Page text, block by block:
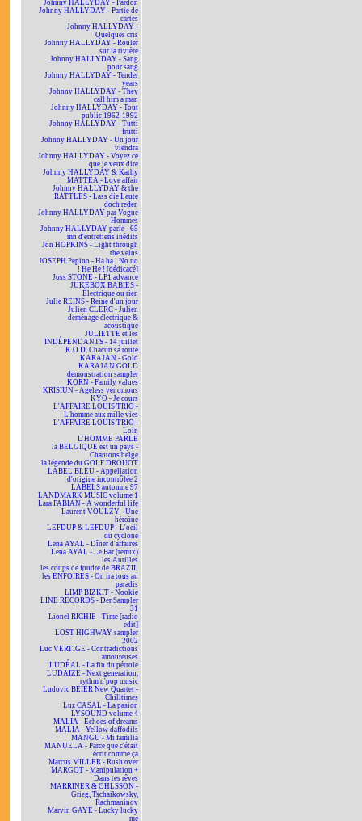
Johnny HALLYDAY - Pardon
Johnny HALLYDAY - Partie de
cartes
Johnny HALLYDAY -
Quelques cris
Johnny HALLYDAY - Rouler
sur la rivière
Johnny HALLYDAY - Sang
pour sang
Johnny HALLYDAY - Tender
years
Johnny HALLYDAY - They
call him a man
Johnny HALLYDAY - Tout
public 1962-1992
Johnny HALLYDAY - Tutti
frutti
Johnny HALLYDAY - Un jour
viendra
Johnny HALLYDAY - Voyez ce
que je veux dire
Johnny HALLYDAY & Kathy
MATTEA - Love affair
Johnny HALLYDAY & the
RATTLES - Lass die Leute
doch reden
Johnny HALLYDAY par Vogue
Hommes
Johnny HALLYDAY parle - 65
mn d'entretiens inédits
Jon HOPKINS - Light through
the veins
JOSEPH Pepino - Ha ha ! No no
! He He ! [dédicacé]
Joss STONE - LP1 advance
JUKEBOX BABIES -
Électrique ou rien
Julie REINS - Reine d'un jour
Julien CLERC - Julien
déménage électrique &
acoustique
JULIETTE et les
INDÉPENDANTS - 14 juillet
K.O.D. Chacun sa route
KARAJAN - Gold
KARAJAN GOLD
demonstration sampler
KORN - Family values
KRISIUN - Ageless venomous
KYO - Je cours
L'AFFAIRE LOUIS TRIO -
L'homme aux mille vies
L'AFFAIRE LOUIS TRIO -
Loin
L'HOMME PARLE
la BELGIQUE est un pays -
Chantons belge
la légende du GOLF DROUOT
LABEL BLEU - Appellation
d'origine incontrôlée 2
LABELS automne 97
LANDMARK MUSIC volume 1
Lara FABIAN - A wonderful life
Laurent VOULZY - Une
héroïne
LEFDUP & LEFDUP - L'oeil
du cyclone
Lena AYAL - Dîner d'affaires
Lena AYAL - Le Bar (remix)
les Antilles
les coups de foudre de BRAZIL
les ENFOIRÉS - On ira tous au
paradis
LIMP BIZKIT - Nookie
LINE RECORDS - Der Sampler
31
Lionel RICHIE - Time [radio
edit]
LOST HIGHWAY sampler
2002
Luc VERTIGE - Contradictions
amoureuses
LUDÉAL - La fin du pétrole
LUDAIZE - Next generation,
rythm'n'pop music
Ludovic BEIER New Quartet -
Chilltimes
Luz CASAL - La pasion
LYSOUND volume 4
MALIA - Echoes of dreams
MALIA - Yellow daffodils
MANGU - Mi familia
MANUELA - Parce que c'était
écrit comme ça
Marcus MILLER - Rush over
MARGOT - Manipulation +
Dans tes rêves
MARRINER & OHLSSON -
Grieg, Tschaikowsky,
Rachmaninov
Marvin GAYE - Lucky lucky
me